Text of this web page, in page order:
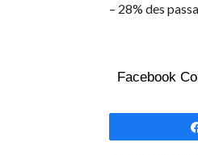
– 28% des
Facebook